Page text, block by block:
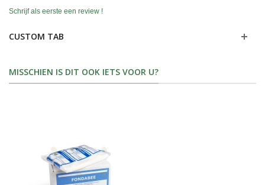
Schrijf als eerste een review !
CUSTOM TAB
MISSCHIEN IS DIT OOK IETS VOOR U?